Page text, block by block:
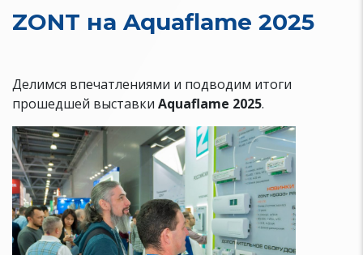
ZONT на Aquaflame 2025
Делимся впечатлениями и подводим итоги
прошедшей выставки Aquaflame 2025.